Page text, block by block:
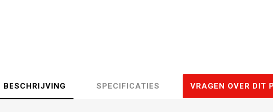
BESCHRIJVING SPECIFICATIES VRAGEN OVER DIT